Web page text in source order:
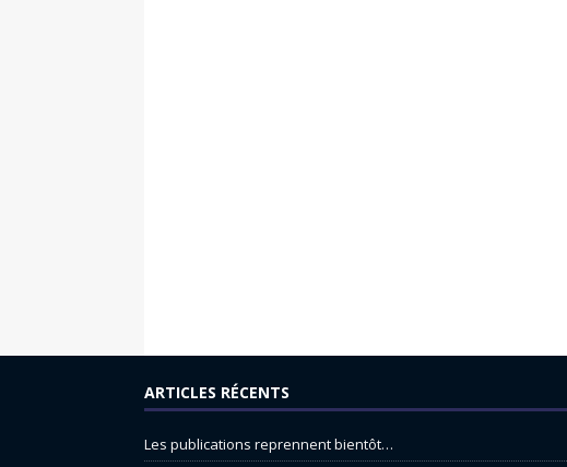
ARTICLES RÉCENTS
Les publications reprennent bientôt…